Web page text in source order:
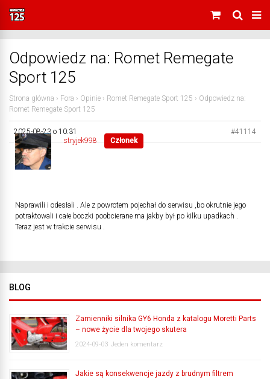
Odpowiedz na: Romet Remegate
Sport 125
Strona główna › Fora › Opinie › Romet Remegate Sport 125 › Odpowiedz na:
Romet Remegate Sport 125
2025-08-23 o 10:31
#41114
stryjek998
Członek
Naprawili i odesłali . Ale z powrotem pojechał do serwisu ,bo okrutnie jego
potraktowali i całe boczki poobcierane ma jakby był po kilku upadkach .
Teraz jest w trakcie serwisu .
BLOG
Zamienniki silnika GY6 Honda z katalogu Moretti Parts
– nowe życie dla twojego skutera
2024-09-03 Jeden komentarz
Jakie są konsekwencje jazdy z brudnym filtrem